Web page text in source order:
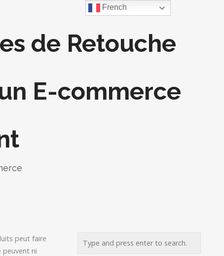
de Retouche
E-commerce
peut faire
peuvent ni
French